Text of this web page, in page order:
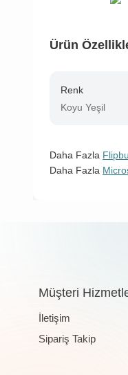
Ürün
Renk
Koyu Yeşil
Daha Fazla
Daha Fazla
Müşteri
İletişim
Sipariş Takip